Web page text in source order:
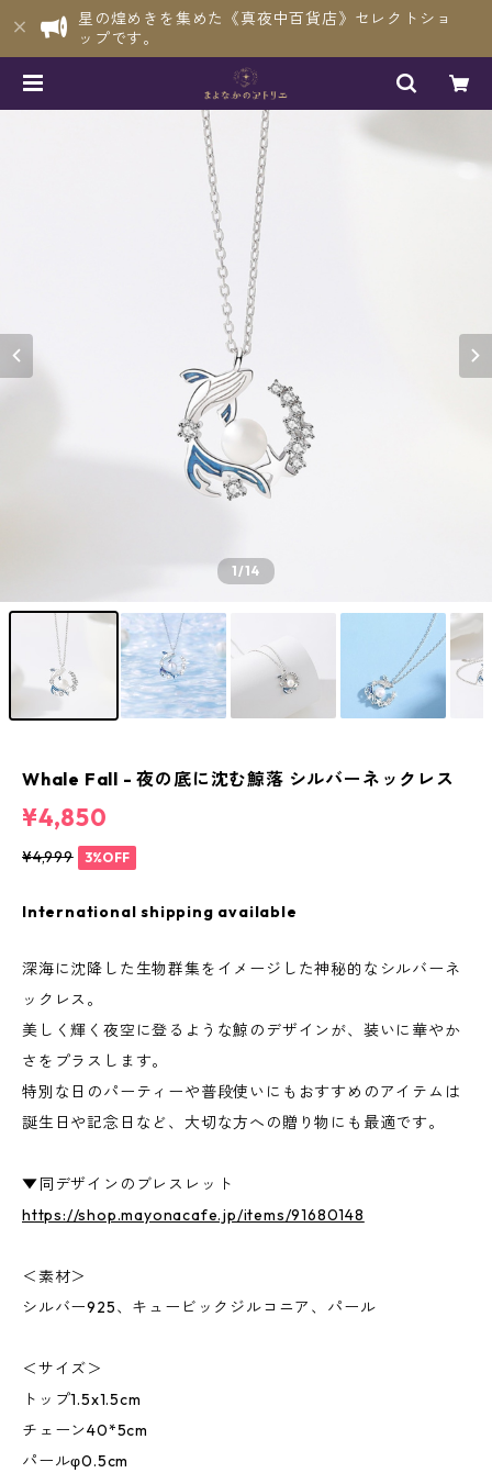
星の煌めきを集めた《真夜中百貨店》セレクトショ
ップです。
1/14
Whale Fall - 夜の底に沈む鯨落 シルバーネックレス
¥4,850
¥4,999 3%OFF
International shipping available
深海に沈降した生物群集をイメージした神秘的なシルバーネ
ックレス。
美しく輝く夜空に登るような鯨のデザインが、装いに華やか
さをプラスします。
特別な日のパーティーや普段使いにもおすすめのアイテムは
誕生日や記念日など、大切な方への贈り物にも最適です。
▼同デザインのブレスレット
https://shop.mayonacafe.jp/items/91680148
＜素材＞
シルバー925、キュービックジルコニア、パール
＜サイズ＞
トップ1.5x1.5cm
チェーン40*5cm
パールφ0.5cm